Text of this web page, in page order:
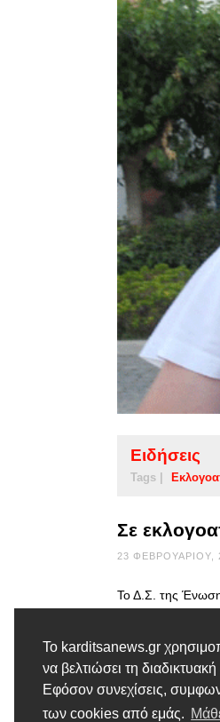
Το karditsanews.gr
να βελτιώσει τη
Εφόσον συνεχίσεις,
των cookies από εμάς.
Ειδήσεις
Tags |
Σε
23 ΦΕΒΡΟΥΑΡΊΟΥ,
Το Δ.Σ. της
2. Σε περίπτωση
ΔΣ